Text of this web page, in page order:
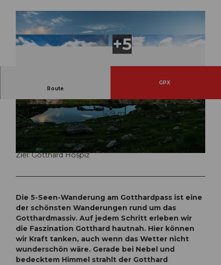
© Marino Betschart, Uripix.com |CC-BY
© Marino Betschart, Verein Urner Wanderwege
| CC-BY
© Marino Betschart, Verein Urner Wanderwege
|
Route
GPX
4:28 h
13,32 km
489 m
509 m
2.075 m
2.530 m
455 m
Start: Gotthard Hospiz
Ziel: Gotthard Hospiz
Die 5-Seen-Wanderung am Gotthardpass ist eine
der schönsten Wanderungen rund um das
Gotthardmassiv. Auf jedem Schritt erleben wir
die Faszination Gotthard hautnah. Hier können
wir Kraft tanken, auch wenn das Wetter nicht
wunderschön wäre. Gerade bei Nebel und
bedecktem Himmel strahlt der Gotthard